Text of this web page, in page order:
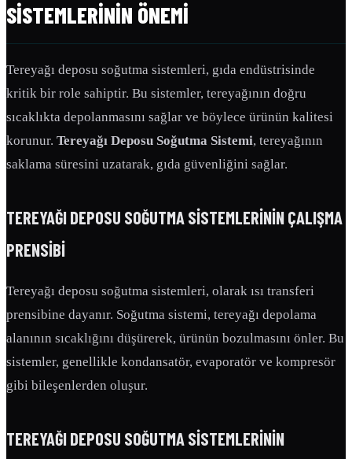
SISTEMLERININ ÖNEMI
Tereyağı deposu soğutma sistemleri, gıda endüstrisinde
kritik bir role sahiptir. Bu sistemler, tereyağının doğru
sıcaklıkta depolanmasını sağlar ve böylece ürünün kalitesi
korunur. Tereyağı Deposu Soğutma Sistemi, tereyağının
saklama süresini uzatarak, gıda güvenliğini sağlar.
TEREYAĞI DEPOSU SOĞUTMA SISTEMLERININ ÇALIŞMA
PRENSIBI
Tereyağı deposu soğutma sistemleri, olarak ısı transferi
prensibine dayanır. Soğutma sistemi, tereyağı depolama
alanının sıcaklığını düşürerek, ürünün bozulmasını önler. Bu
sistemler, genellikle kondansatör, evaporatör ve kompresör
gibi bileşenlerden oluşur.
TEREYAĞI DEPOSU SOĞUTMA SISTEMLERININ